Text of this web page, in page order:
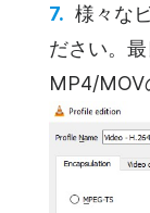
様々な
ださい。
MP4/MOV